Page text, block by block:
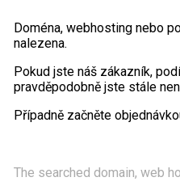
Doména, webhosting nebo
nalezena.
Pokud jste náš zákazník,
pravděpodobně jste stále
Případně začněte
The searched domain, web